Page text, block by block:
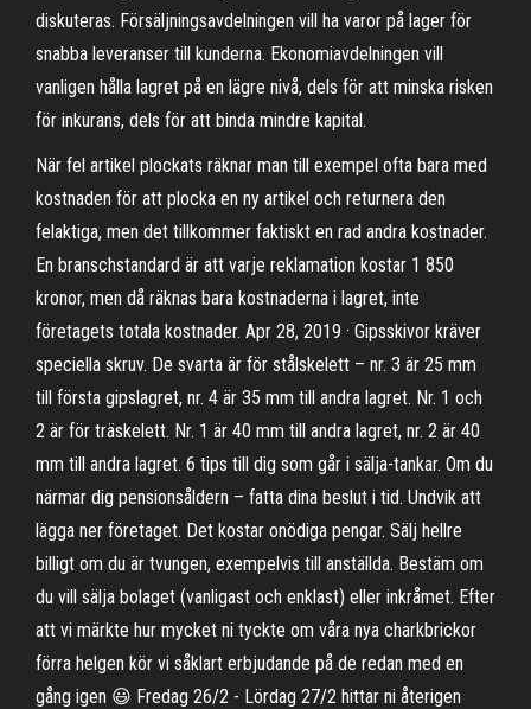
diskuteras. Försäljningsavdelningen vill ha varor på lager för
snabba leveranser till kunderna. Ekonomiavdelningen vill
vanligen hålla lagret på en lägre nivå, dels för att minska risken
för inkurans, dels för att binda mindre kapital.
När fel artikel plockats räknar man till exempel ofta bara med
kostnaden för att plocka en ny artikel och returnera den
felaktiga, men det tillkommer faktiskt en rad andra kostnader.
En branschstandard är att varje reklamation kostar 1 850
kronor, men då räknas bara kostnaderna i lagret, inte
företagets totala kostnader. Apr 28, 2019 · Gipsskivor kräver
speciella skruv. De svarta är för stålskelett – nr. 3 är 25 mm
till första gipslagret, nr. 4 är 35 mm till andra lagret. Nr. 1 och
2 är för träskelett. Nr. 1 är 40 mm till andra lagret, nr. 2 är 40
mm till andra lagret. 6 tips till dig som går i sälja-tankar. Om du
närmar dig pensionsåldern – fatta dina beslut i tid. Undvik att
lägga ner företaget. Det kostar onödiga pengar. Sälj hellre
billigt om du är tvungen, exempelvis till anställda. Bestäm om
du vill sälja bolaget (vanligast och enklast) eller inkråmet. Efter
att vi märkte hur mycket ni tyckte om våra nya charkbrickor
förra helgen kör vi såklart erbjudande på de redan med en
gång igen 😃 Fredag 26/2 - Lördag 27/2 hittar ni återigen